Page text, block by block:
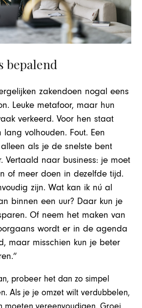
bepalend
zakendoen nogal eens
Leuke metafoor, maar hun
verkeerd. Voor hen staat
volhouden. Fout. Een
als je de snelste bent
Vertaald naar business: je moet
of meer doen in dezelfde tijd.
zijn. Wat kan ik nú al
binnen een uur? Daar kun je
Of neem het maken van
wordt er in de agenda
maar misschien kun je beter
probeer het dan zo simpel
Als je je omzet wilt verdubbelen,